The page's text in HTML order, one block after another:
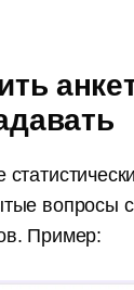
вопросы
Пример: